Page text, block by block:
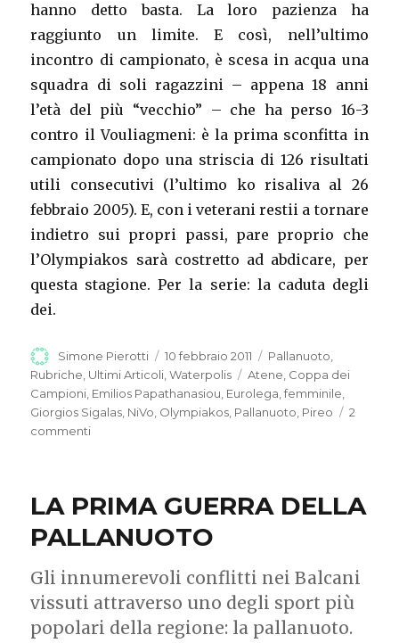
hanno detto basta. La loro pazienza ha
raggiunto un limite. E così, nell’ultimo
incontro di campionato, è scesa in acqua una
squadra di soli ragazzini – appena 18 anni
l’età del più “vecchio” – che ha perso 16-3
contro il Vouliagmeni: è la prima sconfitta in
campionato dopo una striscia di 126 risultati
utili consecutivi (l’ultimo ko risaliva al 26
febbraio 2005). E, con i veterani restii a tornare
indietro sui propri passi, pare proprio che
l’Olympiakos sarà costretto ad abdicare, per
questa stagione. Per la serie: la caduta degli
dei.
Autore
Simone Pierotti
Pubblicato
il
10 febbraio 2011 Categorie
Pallanuoto
Rubriche Ultimi Articoli ,Waterpolis Tag
Atene Coppa dei
Campioni Emilios Papathanasiou Eurolega ,femminile
Giorgios Sigalas NiVo Olympiakos Pallanuoto Pireo
2
commenti
RECESSIONE
LA PRIMA GUERRA DELLA
PALLANUOTO
Gli innumerevoli conflitti nei Balcani
vissuti attraverso uno degli sport più
popolari della regione: la pallanuoto.